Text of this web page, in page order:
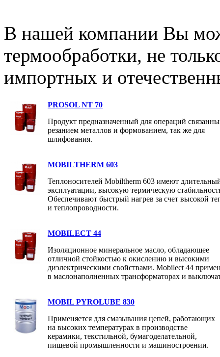
В нашей компании Вы
термообработки, не
импортных и
PROSOL NT 70
Продукт предназначенный для операций
резанием металлов и формованием, так же для
шлифования.
MOBILTHERM 603
Теплоносителей Mobiltherm 603 имеют
эксплуатации, высокую термическую
Обеспечивают быстрый нагрев за счет высокой
и теплопроводности.
MOBILECT 44
Изоляционное минеральное масло, обладающее
отличной стойкостью к окислению и высокими
диэлектрическими свойствами. Mobilect 44
в маслонаполненных трансформаторах и
MOBIL PYROLUBE 830
Применяется для смазывания цепей, работающих
на высоких температурах в производстве
керамики, текстильной, бумагоделательной,
пищевой промышленности и машиностроении.